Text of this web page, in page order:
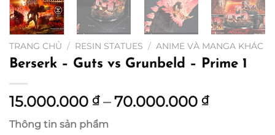
TRANG CHỦ / RESIN STATUES / ANIME VÀ MANGA KHÁC
Berserk – Guts vs Grunbeld – Prime 1
15.000.000 ₫ – 70.000.000 ₫Khoảng
Thông tin sản phẩm